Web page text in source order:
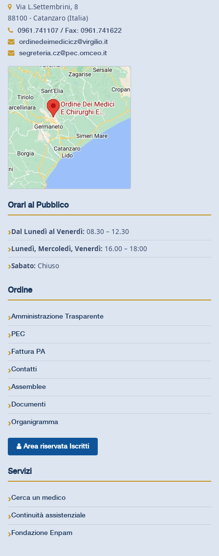
Via L.Settembrini, 8
88100 - Catanzaro (Italia)
0961.741107 / Fax: 0961.741622
ordinedeimedicicz@virgilio.it
segreteria.cz@pec.omceo.it
Orari al Pubblico
Dal Lunedì al Venerdì: 08.30 – 12.30
Lunedì, Mercoledì, Venerdì: 16.00 – 18:00
Sabato: Chiuso
Ordine
Amministrazione Trasparente
PEC
Fattura PA
Contatti
Assemblee
Documenti
Organigramma
Area riservata Iscritti
Servizi
Cerca un medico
Continuità assistenziale
Fondazione Enpam